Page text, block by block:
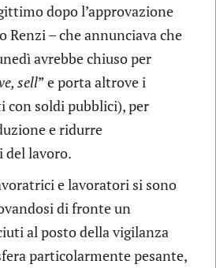
dopo l’approvazione
Renzi – che annunciava che
avrebbe chiuso per
sell” e porta altrove i
soldi pubblici), per
e ridurre
lavoro.
e lavoratori si sono
di fronte un
al posto della vigilanza
particolarmente pesante,